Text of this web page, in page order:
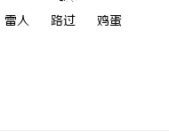
雷人 路过 鸡蛋